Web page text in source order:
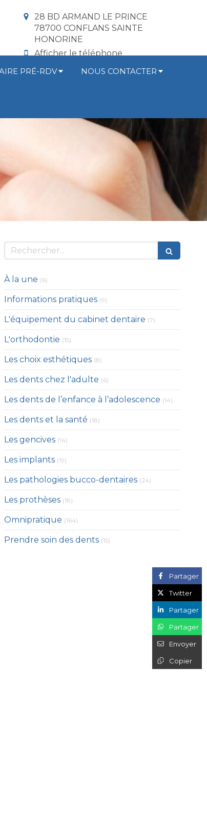
PRÉ-RDV NOUS CONTACTER
28 BD ARMAND LE PRINCE
78700 CONFLANS SAINTE
HONORINE
Afficher le téléphone
Afficher le téléphone
Partager
Twitter
Partager
Partager
Envoyer
Copier
Rechercher
À la une (6)
Informations pratiques (9)
L'équipement du cabinet dentaire (7)
L'orthodontie (15)
Les choix esthétiques (8)
Les dents chez l'adulte (6)
Les dents de l’enfance à l’adolescence (14)
Les dents et la santé (18)
Les gencives (14)
Les implants (19)
Les pathologies bucco-dentaires (24)
Les prothèses (18)
Omnipratique (164)
Prendre soin des dents (15)